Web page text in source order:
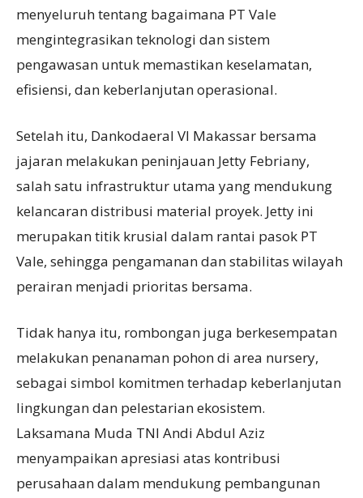
menyeluruh tentang bagaimana PT Vale
mengintegrasikan teknologi dan sistem
pengawasan untuk memastikan keselamatan,
efisiensi, dan keberlanjutan operasional.
Setelah itu, Dankodaeral VI Makassar bersama
jajaran melakukan peninjauan Jetty Febriany,
salah satu infrastruktur utama yang mendukung
kelancaran distribusi material proyek. Jetty ini
merupakan titik krusial dalam rantai pasok PT
Vale, sehingga pengamanan dan stabilitas wilayah
perairan menjadi prioritas bersama.
Tidak hanya itu, rombongan juga berkesempatan
melakukan penanaman pohon di area nursery,
sebagai simbol komitmen terhadap keberlanjutan
lingkungan dan pelestarian ekosistem.
Laksamana Muda TNI Andi Abdul Aziz
menyampaikan apresiasi atas kontribusi
perusahaan dalam mendukung pembangunan